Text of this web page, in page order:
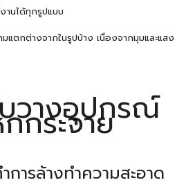
านได้ทุกรูปแบบ
แตกต่างจากในรูปบ้าง เนื่องจากมุมและแสง
วางอุปกรณ์
กระจาย
การล้างทำความสะอาด